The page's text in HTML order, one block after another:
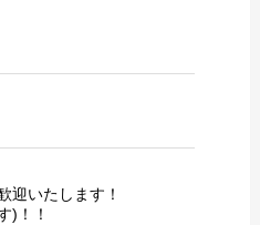
迎いたします！
)！！